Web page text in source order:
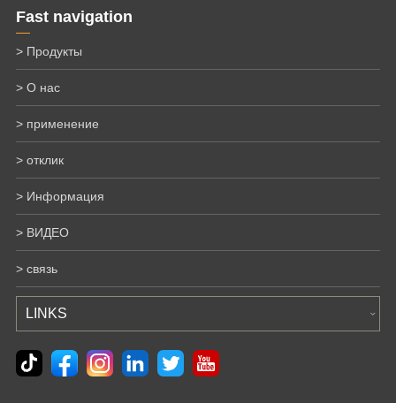
Fast navigation
> Продукты
> О нас
> применение
> отклик
> Информация
> ВИДЕО
> связь
LINKS